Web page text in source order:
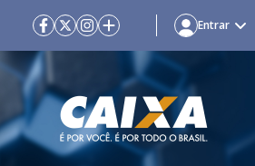
Entrar